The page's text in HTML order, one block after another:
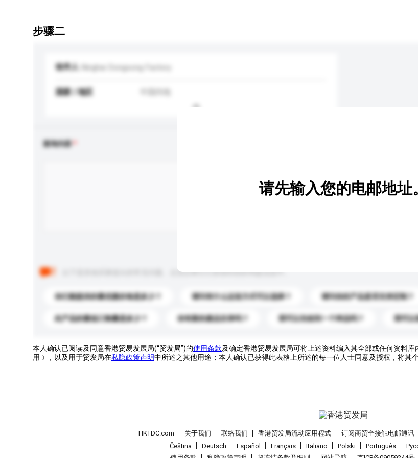
步骤二
收件人 Ninghai Dongsong Factory
国家 / 地区
查询内容
以下是其他买家提出的常见问题。点击以将它们添加到你的询盘信息中。
你们能提供的最优惠价格是多少？ 请问有什么运送方式可以选择？ 请问你的产品是否支持定制？
此产品的最低订购量是多少？ 你有新的產品目录吗？ 我可以先收到一个样品吗？ 我可以
请先输入您的电邮地址
本人确认已阅读及同意香港贸易发展局(“贸发局”)的使用条款及确定香港贸易发展局可将上述资料编入其全部或任何资料
用﹞，以及用于贸发局在私隐政策声明中所述之其他用途；本人确认已获得此表格上所述的每一位人士同意及授权，将其
HKTDC.com 关于我们 联络我们 香港贸发局流动应用程式 订阅商贸全接触电邮通讯
Čeština
Deutsch Español Français Italiano Polski Português